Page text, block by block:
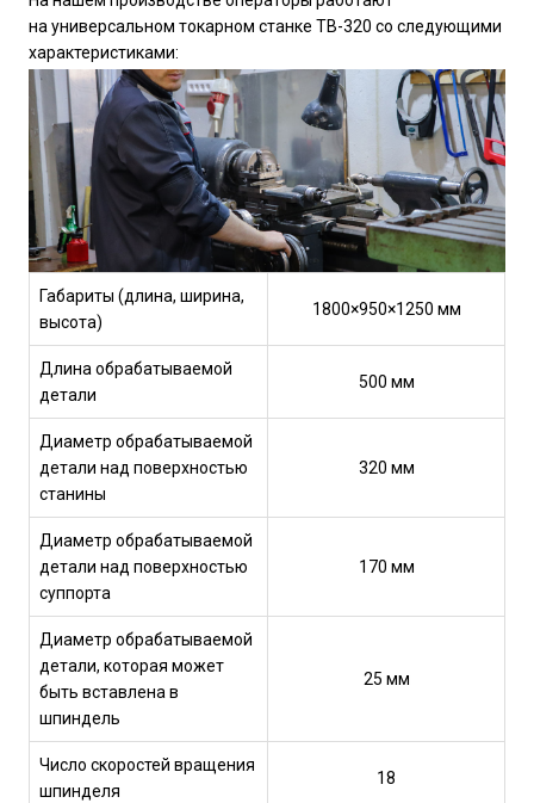
на универсальном токарном станке ТВ-320 со следующими
характеристиками:
Габариты (длина, ширина,
высота)
1800×950×1250 мм
Длина обрабатываемой
детали
500 мм
Диаметр обрабатываемой
детали над поверхностью
станины
320 мм
Диаметр обрабатываемой
детали над поверхностью
суппорта
170 мм
Диаметр обрабатываемой
детали, которая может
быть вставлена в
шпиндель
25 мм
Число скоростей вращения
шпинделя
18